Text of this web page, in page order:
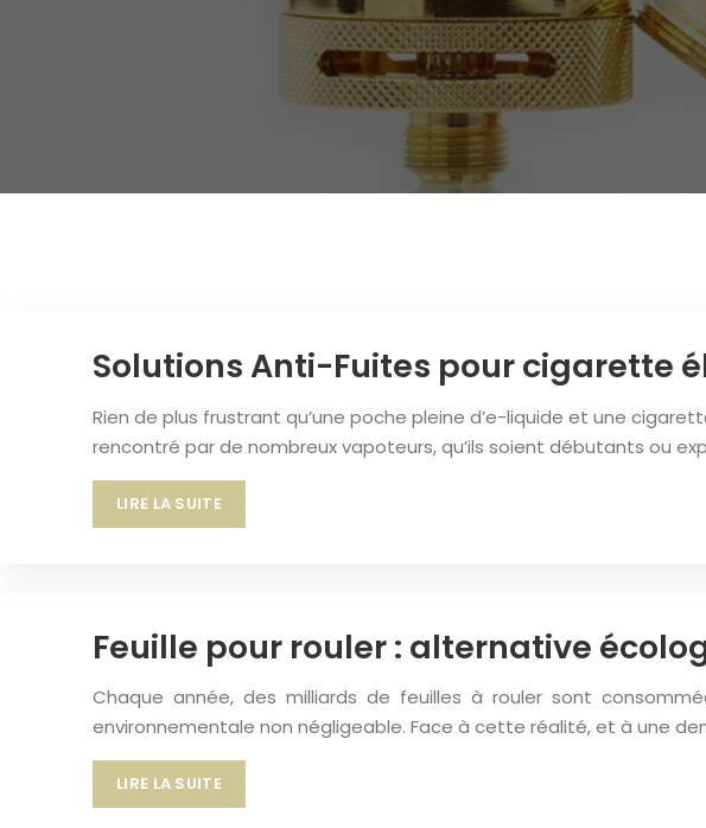
Solutions Anti-Fuites pour cigarette
Rien de plus frustrant qu’une poche pleine d’e-liquide et une
rencontré par de nombreux vapoteurs, qu’ils soient débutants ou
LIRE LA SUITE
Feuille pour rouler : alternative
Chaque année, des milliards de feuilles à rouler sont
environnementale non négligeable. Face à cette réalité, et à une
LIRE LA SUITE